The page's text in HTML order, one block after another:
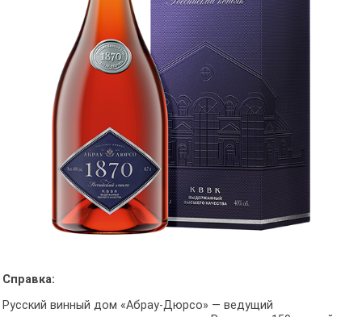
Справка:
Русский винный дом «Абрау-Дюрсо» — ведущий